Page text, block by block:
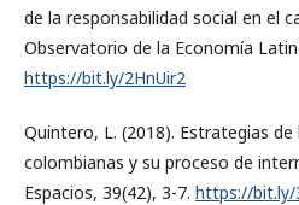
de la responsabilidad social en el
Observatorio de la Economía
https://bit.ly/2HnUir2
Quintero, L. (2018). Estrategias
colombianas y su proceso de
Espacios, 39(42), 3-7. https://bit.ly/